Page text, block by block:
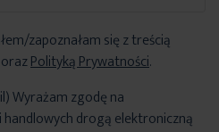
zapoznałam się z treścią
orazPolityką Prywatności.
Wyrażam zgodę na
drogą elektroniczną